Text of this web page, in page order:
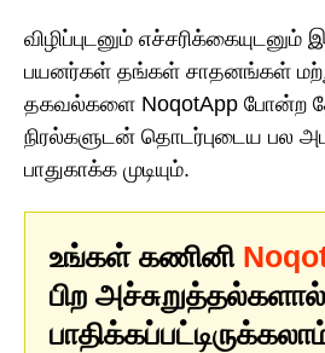
விழிப்புடனும் எச்சரிக்கையுடனும்
பயனர்கள் தங்கள் சாதனங்கள்
தகவல்களை NoqotApp போன்ற
நிரல்களுடன் தொடர்புடைய பல
பாதுகாக்க முடியும்.
உங்கள் கணினி
பிற அச்சுறுத்தல்களால்